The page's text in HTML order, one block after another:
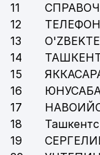
SAFIA
ASR-
11
12
13
14
15
16
17
18
19